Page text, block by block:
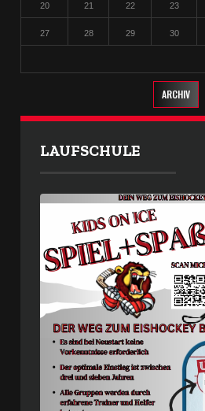
20 21 22 23
27 28 29 30
ARCHIV
LAUFSCHULE